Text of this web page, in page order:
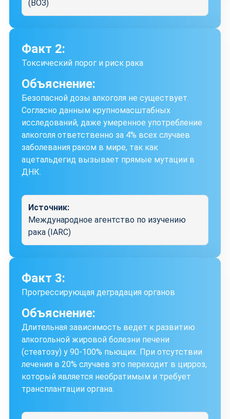
(ВОЗ)
Факт 2:
Токсический порог и риск рака
Объяснение:
Безопасной дозы алкоголя не существует.
Согласно данным крупномасштабных
исследований, даже умеренное употребление
алкоголя ответственно за 4% всех случаев
заболевания раком в мире, так как
ацетальдегид вызывает прямые мутации в
ДНК.
Источник:
Международное агентство по изучению
рака (IARC)
Факт 3:
Прогрессирующая деградация органов
Объяснение:
Длительная зависимость ведет к развитию
алкогольной жировой болезни печени
(стеатозу) у 90-100% пьющих. При отсутствии
лечения в 20% случаев это переходит в цирроз,
который является необратимым и требует
трансплантации органа.